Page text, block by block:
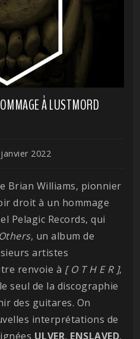
À LUSTMORD
2022
Brian Williams, pionnier
droit à un hommage
Pelagic Records, qui
, un album de
artistes
renvoie à [ O T H E R ],
seul de la discographie
des guitares. On
interprétations de
ULVER, ENSLAVED,